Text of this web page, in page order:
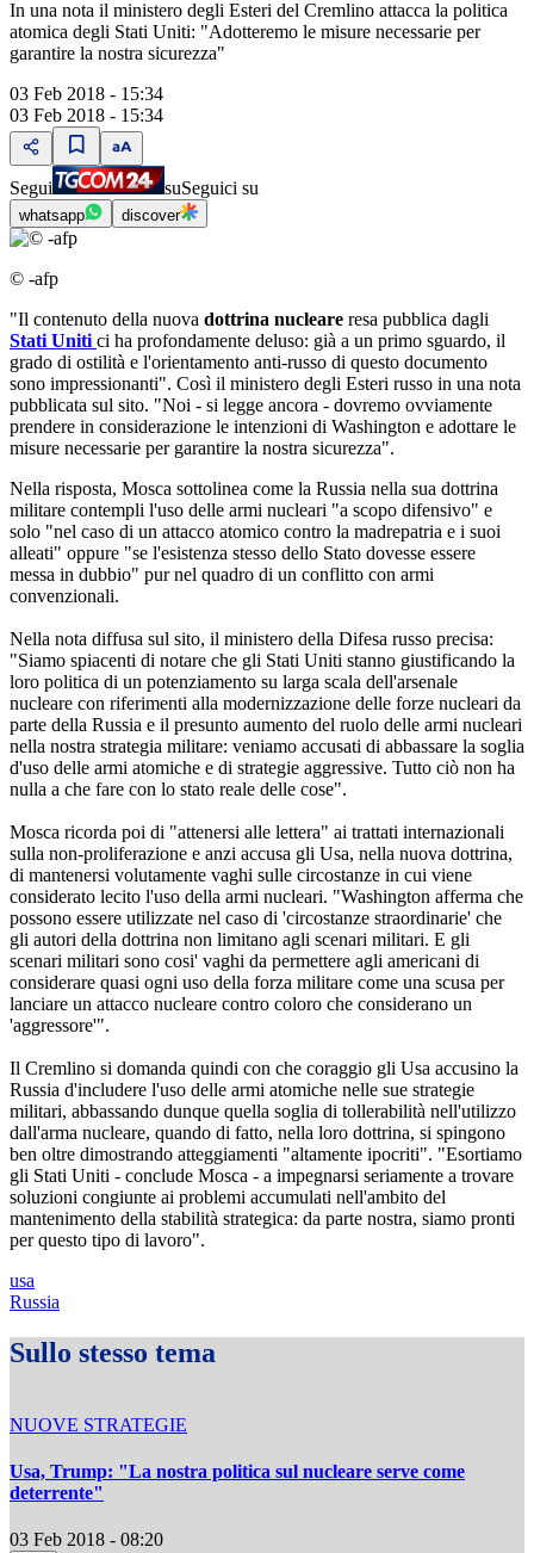
In una nota il ministero degli Esteri del Cremlino attacca la politica
atomica degli Stati Uniti: "Adotteremo le misure necessarie per
garantire la nostra sicurezza"
03 Feb 2018 - 15:34
03 Feb 2018 - 15:34
Segui suSeguici su
whatsapp discover
© -afp
"Il contenuto della nuova dottrina nucleare resa pubblica dagli
Stati Uniti ci ha profondamente deluso: già a un primo sguardo, il
grado di ostilità e l'orientamento anti-russo di questo documento
sono impressionanti". Così il ministero degli Esteri russo in una nota
pubblicata sul sito. "Noi - si legge ancora - dovremo ovviamente
prendere in considerazione le intenzioni di Washington e adottare le
misure necessarie per garantire la nostra sicurezza".
Nella risposta, Mosca sottolinea come la Russia nella sua dottrina
militare contempli l'uso delle armi nucleari "a scopo difensivo" e
solo "nel caso di un attacco atomico contro la madrepatria e i suoi
alleati" oppure "se l'esistenza stesso dello Stato dovesse essere
messa in dubbio" pur nel quadro di un conflitto con armi
convenzionali.
Nella nota diffusa sul sito, il ministero della Difesa russo precisa:
"Siamo spiacenti di notare che gli Stati Uniti stanno giustificando la
loro politica di un potenziamento su larga scala dell'arsenale
nucleare con riferimenti alla modernizzazione delle forze nucleari da
parte della Russia e il presunto aumento del ruolo delle armi nucleari
nella nostra strategia militare: veniamo accusati di abbassare la soglia
d'uso delle armi atomiche e di strategie aggressive. Tutto ciò non ha
nulla a che fare con lo stato reale delle cose".
Mosca ricorda poi di "attenersi alle lettera" ai trattati internazionali
sulla non-proliferazione e anzi accusa gli Usa, nella nuova dottrina,
di mantenersi volutamente vaghi sulle circostanze in cui viene
considerato lecito l'uso della armi nucleari. "Washington afferma che
possono essere utilizzate nel caso di 'circostanze straordinarie' che
gli autori della dottrina non limitano agli scenari militari. E gli
scenari militari sono cosi' vaghi da permettere agli americani di
considerare quasi ogni uso della forza militare come una scusa per
lanciare un attacco nucleare contro coloro che considerano un
'aggressore'".
Il Cremlino si domanda quindi con che coraggio gli Usa accusino la
Russia d'includere l'uso delle armi atomiche nelle sue strategie
militari, abbassando dunque quella soglia di tollerabilità nell'utilizzo
dall'arma nucleare, quando di fatto, nella loro dottrina, si spingono
ben oltre dimostrando atteggiamenti "altamente ipocriti". "Esortiamo
gli Stati Uniti - conclude Mosca - a impegnarsi seriamente a trovare
soluzioni congiunte ai problemi accumulati nell'ambito del
mantenimento della stabilità strategica: da parte nostra, siamo pronti
per questo tipo di lavoro".
usa
Russia
Sullo stesso tema
NUOVE STRATEGIE
Usa, Trump: "La nostra politica sul nucleare serve come
deterrente"
03 Feb 2018 - 08:20